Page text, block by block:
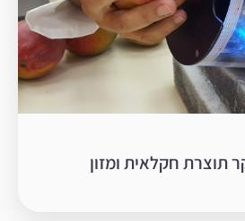
תוצרת חקלאית ומזון